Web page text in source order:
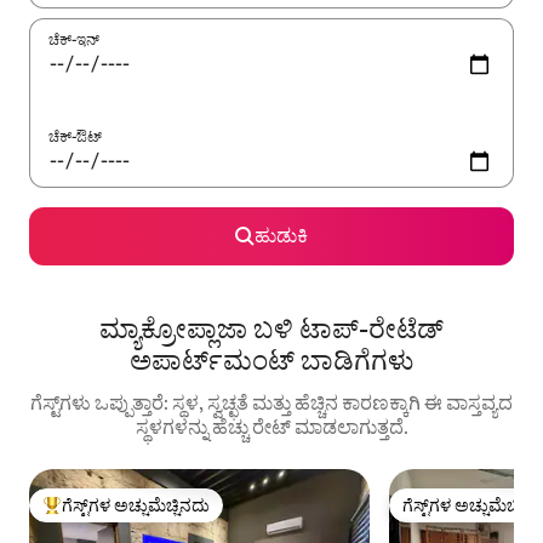
ಚೆಕ್-ಇನ್
ಚೆಕ್-ಔಟ್
ಹುಡುಕಿ
ಮ್ಯಾಕ್ರೋಪ್ಲಾಜಾ ಬಳಿ ಟಾಪ್-ರೇಟೆಡ್
ಅಪಾರ್ಟ್‌ಮಂಟ್ ಬಾಡಿಗೆಗಳು
ಗೆಸ್ಟ್‌ಗಳು ಒಪ್ಪುತ್ತಾರೆ: ಸ್ಥಳ, ಸ್ವಚ್ಛತೆ ಮತ್ತು ಹೆಚ್ಚಿನ ಕಾರಣಕ್ಕಾಗಿ ಈ ವಾಸ್ತವ್ಯದ
ಸ್ಥಳಗಳನ್ನು ಹೆಚ್ಚು ರೇಟ್ ಮಾಡಲಾಗುತ್ತದೆ.
ಗೆಸ್ಟ್‌ಗಳಿಗೆ ಅತಿ ಹೆಚ್ಚು ಅಚ್ಚುಮೆಚ್ಚಿನದು
ಗೆಸ್ಟ್‌ಗಳ ಅಚ್ಚುಮೆಚ್ಚಿನದು ಗೆಸ್ಟ್‌ಗಳ
ಗೆಸ್ಟ್‌ಗಳ